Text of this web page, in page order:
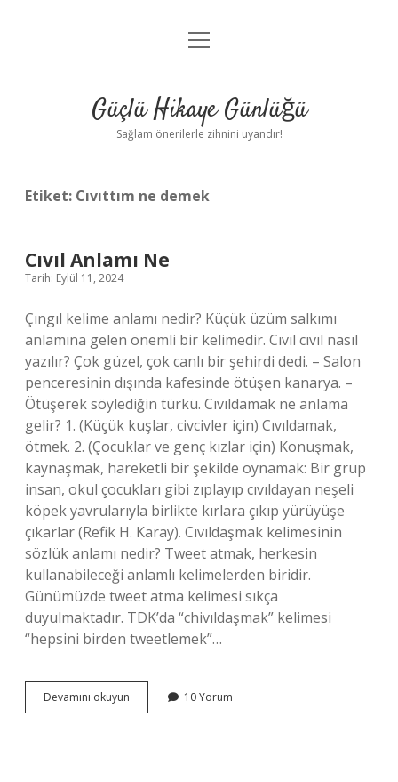
Anasayfa
Yasal Uyarı
menüyü
Güçlü Hikaye Günlüğü
Sağlam önerilerle zihnini uyandır!
Etiket: Cıvıttım ne demek
Cıvıl Anlamı Ne
Tarih: Eylül 11, 2024
Çıngıl kelime anlamı nedir? Küçük üzüm salkımı
anlamına gelen önemli bir kelimedir. Cıvıl cıvıl nasıl
yazılır? Çok güzel, çok canlı bir şehirdi dedi. – Salon
penceresinin dışında kafesinde ötüşen kanarya. –
Ötüşerek söylediğin türkü. Cıvıldamak ne anlama
gelir? 1. (Küçük kuşlar, civcivler için) Cıvıldamak,
ötmek. 2. (Çocuklar ve genç kızlar için) Konuşmak,
kaynaşmak, hareketli bir şekilde oynamak: Bir grup
insan, okul çocukları gibi zıplayıp cıvıldayan neşeli
köpek yavrularıyla birlikte kırlara çıkıp yürüyüşe
çıkarlar (Refik H. Karay). Cıvıldaşmak kelimesinin
sözlük anlamı nedir? Tweet atmak, herkesin
kullanabileceği anlamlı kelimelerden biridir.
Günümüzde tweet atma kelimesi sıkça
duyulmaktadır. TDK’da “chivıldaşmak” kelimesi
“hepsini birden tweetlemek”…
Devamını okuyun
Anlamı
10 Yorum